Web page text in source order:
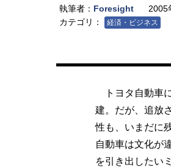
執筆者： Foresight
2005
カテゴリ：
経済・ビジネス
トヨタ自動車
建。だが、追放
性も、いまだに
自動車は文化が
を引き出したい